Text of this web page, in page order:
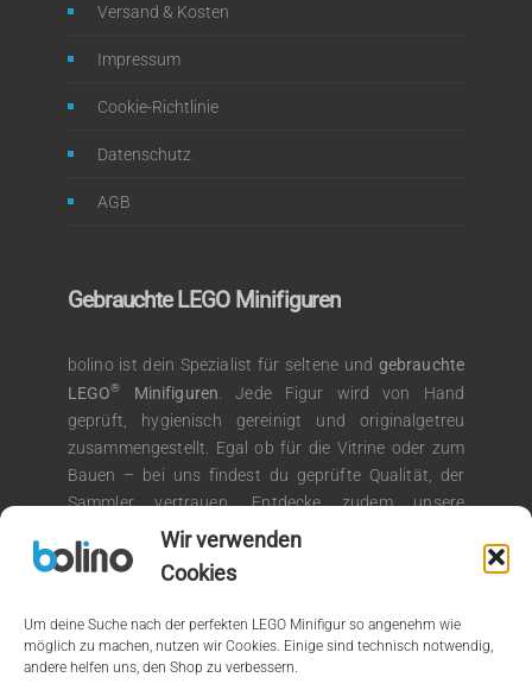
Wir verwenden
Cookies
Um deine Suche nach der perfekten LEGO Minifigur so angenehm wie
möglich zu machen, nutzen wir Cookies. Einige sind technisch notwendig,
andere helfen uns, den Shop zu verbessern.
Versand & Kosten
Impressum
Cookie-Richtlinie
Datenschutz
AGB
Gebrauchte LEGO Minifiguren
bolino ist dein Spezialist für seltene und gebrauchte
LEGO® Minifiguren. Jede Figur wird von Hand
geprüft, hygienisch gereinigt und originalgetreu
zusammengestellt. Egal ob für die Vitrine oder zum
Bauen – bei uns findest du geprüfte Qualität, der
Sammler vertrauen. Entdecke zudem unsere
Auswahl an LEGO Kiloware für kreative
Bauprojekte.